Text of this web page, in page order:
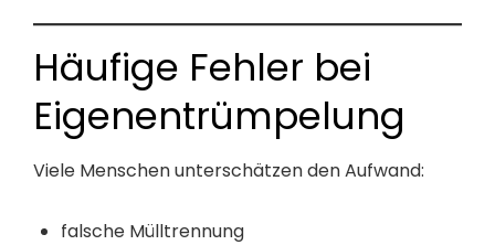
Häufige Fehler bei
Eigenentrümpelung
Viele Menschen unterschätzen den Aufwand:
falsche Mülltrennung